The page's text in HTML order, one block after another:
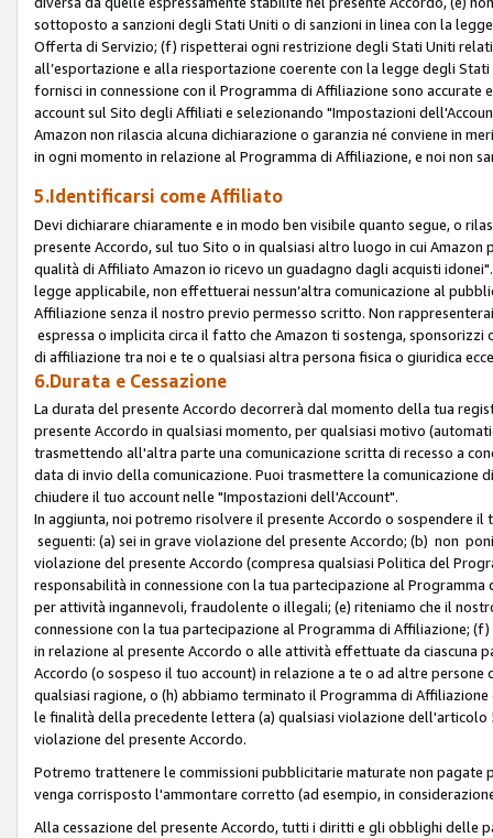
sottoposto a sanzioni degli Stati Uniti o di sanzioni in linea con la
Offerta di Servizio; (f) rispetterai ogni restrizione degli Stati Uniti
all’esportazione e alla riesportazione coerente con la legge degli
fornisci in connessione con il Programma di Affiliazione sono
account sul Sito degli Affiliati e selezionando "Impostazioni
Amazon non rilascia alcuna dichiarazione o garanzia né conviene in
in ogni momento in relazione al Programma di Affiliazione, e noi non
5.Identificarsi come Affiliato
Devi dichiarare chiaramente e in modo ben visibile quanto segue, o
presente Accordo, sul tuo Sito o in qualsiasi altro luogo in cui
qualità di Affiliato Amazon io ricevo un guadagno dagli acquisti
legge applicabile, non effettuerai nessun’altra comunicazione al
Affiliazione senza il nostro previo permesso scritto. Non
espressa o implicita circa il fatto che Amazon ti sostenga,
di affiliazione tra noi e te o qualsiasi altra persona fisica o giuridica
6.Durata e Cessazione
La durata del presente Accordo decorrerà dal momento della tua
presente Accordo in qualsiasi momento, per qualsiasi motivo
trasmettendo all'altra parte una comunicazione scritta di recesso a
data di invio della comunicazione. Puoi trasmettere la
chiudere il tuo account nelle "Impostazioni dell'Account".
In aggiunta, noi potremo risolvere il presente Accordo o sospendere
seguenti: (a) sei in grave violazione del presente Accordo; (b) non
violazione del presente Accordo (compresa qualsiasi Politica del
responsabilità in connessione con la tua partecipazione al
per attività ingannevoli, fraudolente o illegali; (e) riteniamo che il
connessione con la tua partecipazione al Programma di Affiliazione;
in relazione al presente Accordo o alle attività effettuate da ciascuna
Accordo (o sospeso il tuo account) in relazione a te o ad altre
qualsiasi ragione, o (h) abbiamo terminato il Programma di
le finalità della precedente lettera (a) qualsiasi violazione
violazione del presente Accordo.
Potremo trattenere le commissioni pubblicitarie maturate non
venga corrisposto l'ammontare corretto (ad esempio, in
Alla cessazione del presente Accordo, tutti i diritti e gli obblighi delle